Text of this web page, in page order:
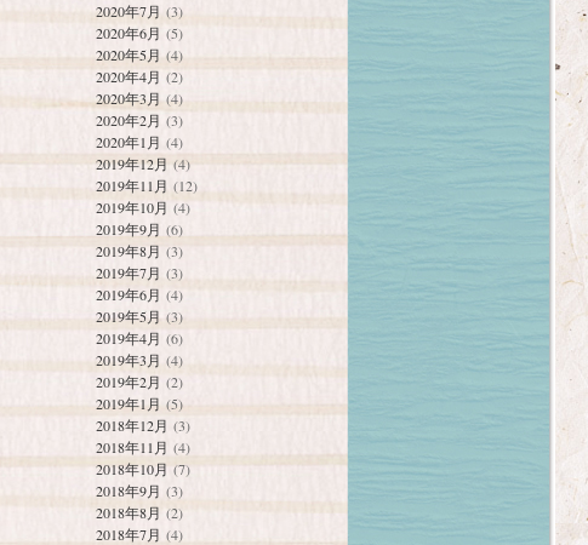
2020年7月 (3)
2020年6月 (5)
2020年5月 (4)
2020年4月 (2)
2020年3月 (4)
2020年2月 (3)
2020年1月 (4)
2019年12月 (4)
2019年11月 (12)
2019年10月 (4)
2019年9月 (6)
2019年8月 (3)
2019年7月 (3)
2019年6月 (4)
2019年5月(3)
2019年4月 (6)
2019年3月 (4)
2019年2月 (2)
2019年1月 (5)
2018年12月 (3)
2018年11月 (4)
2018年10月(7)
2018年9月 (3)
2018年8月 (2)
2018年7月 (4)